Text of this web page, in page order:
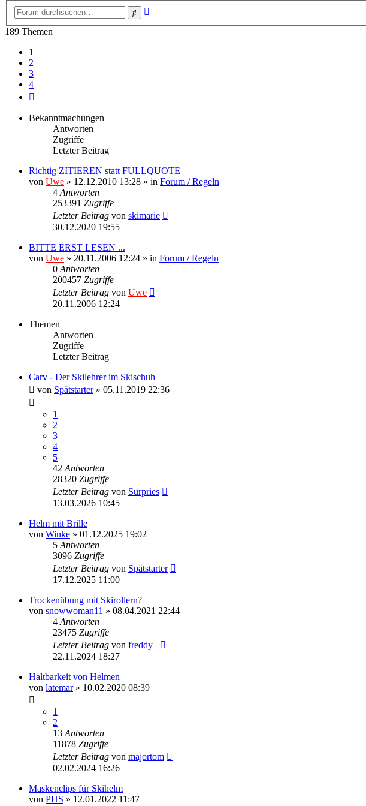
Suche
189 Themen
1
2
3
4
Bekanntmachungen
Antworten
Zugriffe
Letzter Beitrag
Richtig ZITIEREN statt FULLQUOTE
von Uwe » 12.12.2010 13:28 » in Forum / Regeln
4 Antworten
253391 Zugriffe
Letzter Beitrag von skimarie
30.12.2020 19:55
BITTE ERST LESEN ...
von Uwe » 20.11.2006 12:24 » in Forum / Regeln
0 Antworten
200457 Zugriffe
Letzter Beitrag von Uwe
20.11.2006 12:24
Themen
Antworten
Zugriffe
Letzter Beitrag
Carv - Der Skilehrer im Skischuh
von Spätstarter» 05.11.2019 22:36
1
2
3
4
5
42 Antworten
28320 Zugriffe
Letzter Beitrag von Surpries
13.03.2026 10:45
Helm mit Brille
von Winke » 01.12.2025 19:02
5 Antworten
3096 Zugriffe
Letzter Beitrag von Spätstarter
17.12.2025 11:00
Trockenübung mit Skirollern?
von snowwoman11 » 08.04.2021 22:44
4 Antworten
23475 Zugriffe
Letzter Beitrag von freddy_
22.11.2024 18:27
Haltbarkeit von Helmen
von latemar» 10.02.2020 08:39
1
2
13 Antworten
11878 Zugriffe
Letzter Beitrag von majortom
02.02.2024 16:26
Maskenclips für Skihelm
von PHS » 12.01.2022 11:47